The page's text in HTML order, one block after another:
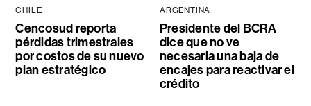
CHILE
Cencosud reporta
pérdidas trimestrales
por costos de su nuevo
plan estratégico
ARGENTINA
Presidente del BCRA
dice que no ve
necesaria una baja de
encajes para reactivar el
crédito